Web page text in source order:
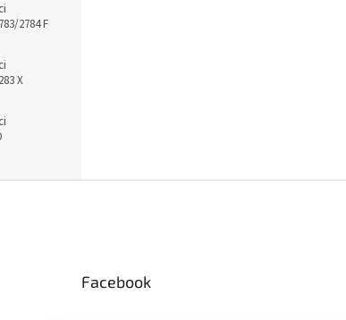
2784 F
X
Facebook